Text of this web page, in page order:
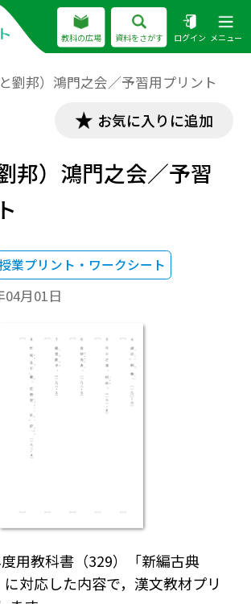
教科の広場 資料をさがす ログイン メニュー
と劉邦）鴻門之会／予習用プリント
お気に入りに追加
邦）鴻門之会／予習
業プリント・ワークシート
04月01日
用教科書（329）「新編古典
対応した内容で，漢文教材プリ